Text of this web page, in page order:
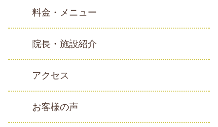
料金・メニュー
院長・施設紹介
アクセス
お客様の声